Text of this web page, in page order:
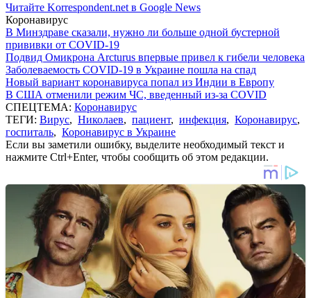
Читайте Korrespondent.net в Google News
Коронавирус
В Минздраве сказали, нужно ли больше одной бустерной
прививки от COVID-19
Подвид Омикрона Arcturus впервые привел к гибели человека
Заболеваемость COVID-19 в Украине пошла на спад
Новый вариант коронавируса попал из Индии в Европу
В США отменили режим ЧС, введенный из-за COVID
СПЕЦТЕМА: Коронавирус
ТЕГИ: Вирус, Николаев, пациент, инфекция, Коронавирус,
госпиталь, Коронавирус в Украине
Если вы заметили ошибку, выделите необходимый текст и
нажмите Ctrl+Enter, чтобы сообщить об этом редакции.